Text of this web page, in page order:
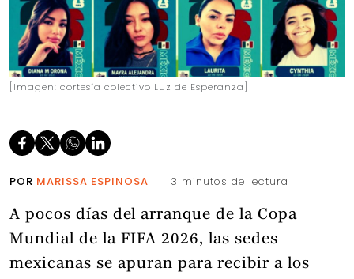
[Imagen: cortesía colectivo Luz de Esperanza]
POR MARISSA ESPINOSA 3 minutos de lectura
A pocos días del arranque de la Copa
Mundial de la FIFA 2026, las sedes
mexicanas se apuran para recibir a los